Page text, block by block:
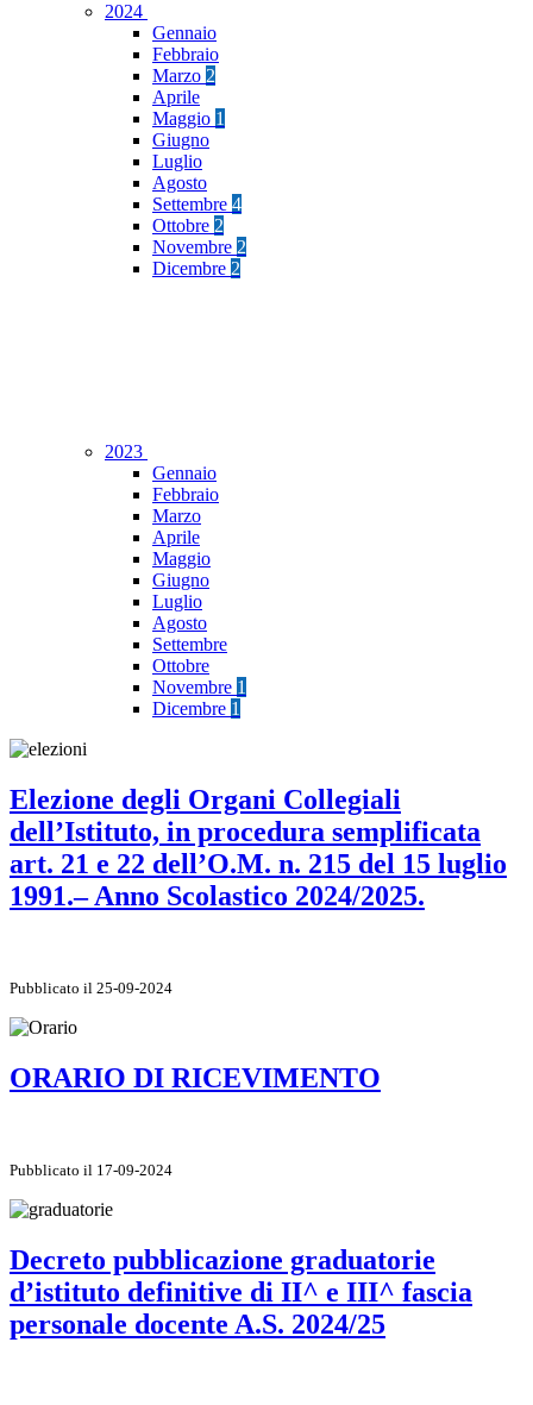
2024
Gennaio
Febbraio
Marzo 2
Aprile
Maggio 1
Giugno
Luglio
Agosto
Settembre 4
Ottobre 2
Novembre 2
Dicembre 2
2023
Gennaio
Febbraio
Marzo
Aprile
Maggio
Giugno
Luglio
Agosto
Settembre
Ottobre
Novembre 1
Dicembre 1
Elezione degli Organi Collegiali
dell’Istituto, in procedura semplificata
art. 21 e 22 dell’O.M. n. 215 del 15 luglio
1991.– Anno Scolastico 2024/2025.
Pubblicato il 25-09-2024
ORARIO DI RICEVIMENTO
Pubblicato il 17-09-2024
Decreto pubblicazione graduatorie
d’istituto definitive di II^ e III^ fascia
personale docente A.S. 2024/25